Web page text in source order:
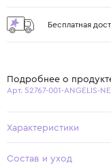
Бесплатная
Подробнее о
Арт. 52767-001-ANGELIS-
Характеристики
Состав и уход